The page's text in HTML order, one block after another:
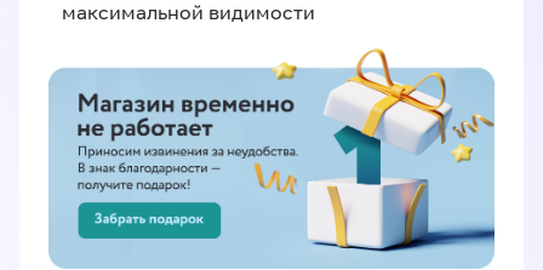
максимальной видимости